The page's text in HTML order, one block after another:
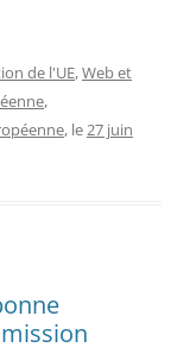
de l'UE,Web et
,
, le27 juin